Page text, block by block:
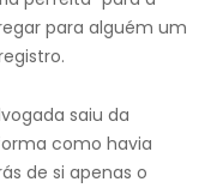
para alguém um
saiu da
como havia
de si apenas o